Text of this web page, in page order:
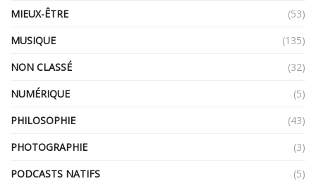
MIEUX-ÊTRE
(53)
MUSIQUE
(135)
NON CLASSÉ
(32)
NUMÉRIQUE
(5)
PHILOSOPHIE
(43)
PHOTOGRAPHIE
(3)
PODCASTS NATIFS
(5)